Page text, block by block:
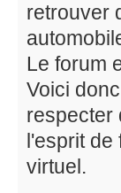
retrouver
Le forum
Voici
respecter
l'esprit de
virtuel.